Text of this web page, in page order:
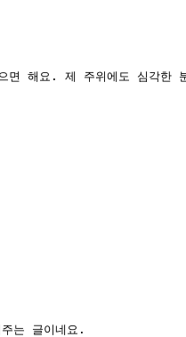
면 해요. 제 주위에도 심각한
주는 글이네요.